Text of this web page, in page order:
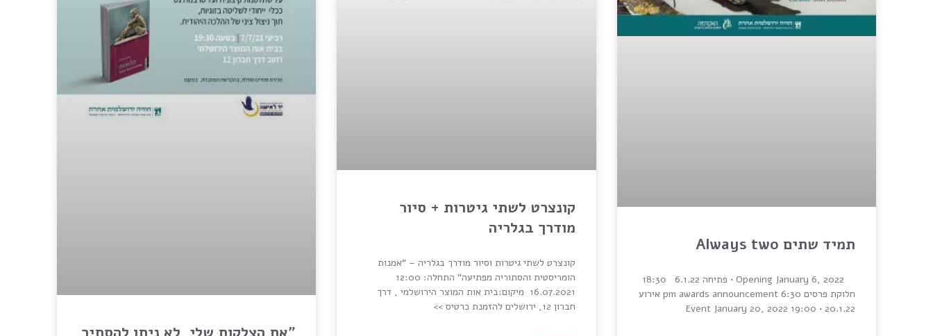
תמיד שתים Always two
Opening January 6, 2022 • פתיחה 6.1.22 18:30
חלוקת פרסים 6:30 pm awards announcement אירוע
20.1.22 • Event January 20, 2022 19:00
קונצרט לשתי גיטרות + סיור
מודרך בגלריה
קונצרט לשתי גיטרות וסיור מודרך בגלריה – "אמנות
הומריסטית והסתוריה מפתיעה" התחלה: 12:00
16.07.2021 מיקום:בית אות המוצר הירושלמי , דרך
חברון 12, ירושלים להזמנת כרטיס >>